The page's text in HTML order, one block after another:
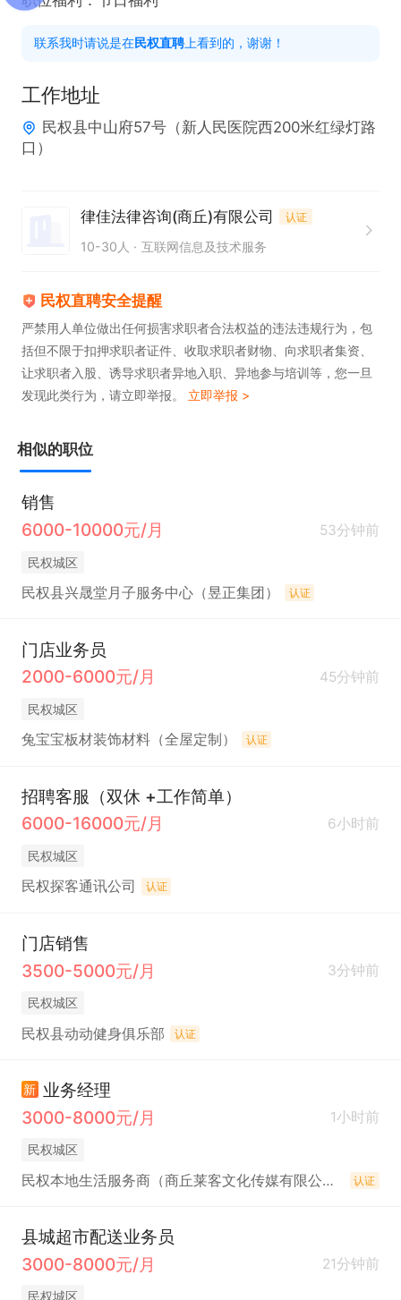
联系我时请说是在民权直聘 上看到的，谢谢！
工作地址
民权县中山府57号（新人民医院西200米红绿灯路
口）
律佳法律咨询(商丘)有限公司 认证
10-30人 互联网信息及技术服务
民权直聘安全提醒
严禁用人单位做出任何损害求职者合法权益的违法违规行为，包
括但不限于扣押求职者证件、收取求职者财物、向求职者集资、
让求职者入股、诱导求职者异地入职、异地参与培训等，您一旦
发现此类行为，请立即举报。 立即举报 >
相似的职位
销售
6000-10000元/月
53分钟前
民权城区
民权县兴晟堂月子服务中心（昱正集团） 认证
门店业务员
2000-6000元/月
45分钟前
民权城区
兔宝宝板材装饰材料（全屋定制） 认证
招聘客服（双休 +工作简单）
6000-16000元/月
6小时前
民权城区
民权探客通讯公司 认证
门店销售
3500-5000元/月
3分钟前
民权城区
民权县动动健身俱乐部 认证
新 业务经理
3000-8000元/月
1小时前
民权城区
民权本地生活服务商（商丘莱客文化传媒有限公司）（抖来客） 认证
县城超市配送业务员
3000-8000元/月
21分钟前
民权城区